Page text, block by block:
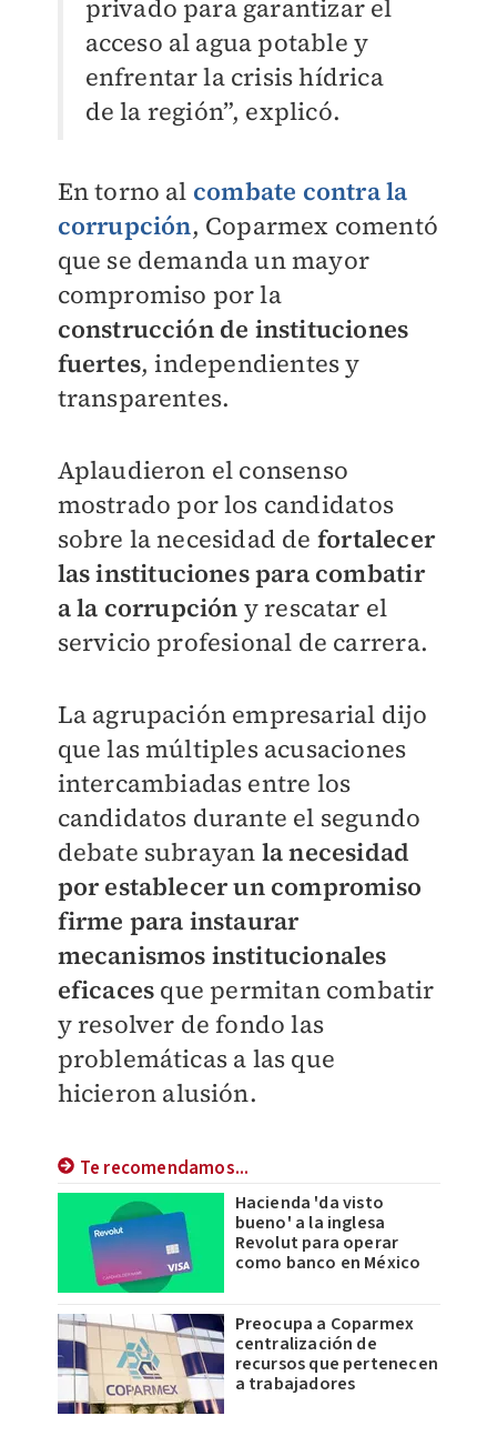
privado para garantizar el
acceso al agua potable y
enfrentar la crisis hídrica
de la región”, explicó.
En torno al combate contra la
corrupción, Coparmex comentó
que se demanda un mayor
compromiso por la
construcción de instituciones
fuertes, independientes y
transparentes.
Aplaudieron el consenso
mostrado por los candidatos
sobre la necesidad de fortalecer
las instituciones para combatir
a la corrupción y rescatar el
servicio profesional de carrera.
La agrupación empresarial dijo
que las múltiples acusaciones
intercambiadas entre los
candidatos durante el segundo
debate subrayan la necesidad
por establecer un compromiso
firme para instaurar
mecanismos institucionales
eficaces que permitan combatir
y resolver de fondo las
problemáticas a las que
hicieron alusión.
Te recomendamos...
Hacienda 'da visto
bueno' a la inglesa
Revolut para operar
como banco en México
Preocupa a Coparmex
centralización de
recursos que pertenecen
a trabajadores